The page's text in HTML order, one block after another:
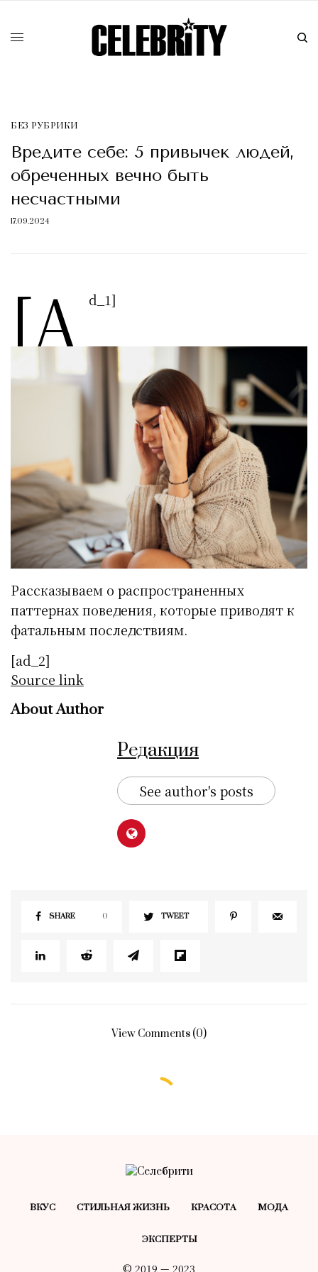
БЕЗ РУБРИКИ
Вредите себе: 5 привычек людей,
обреченных вечно быть
несчастными
17.09.2024
[a d_1]
Рассказываем о распространенных
паттернах поведения, которые приводят к
фатальным последствиям.
[ad_2]
Source link
About Author
Редакция
See author's posts
SHARE 0 TWEET
View Comments (0)
ВКУС СТИЛЬНАЯ ЖИЗНЬ КРАСОТA МОДА
ЭКСПЕРТЫ
© 2019 — 2023